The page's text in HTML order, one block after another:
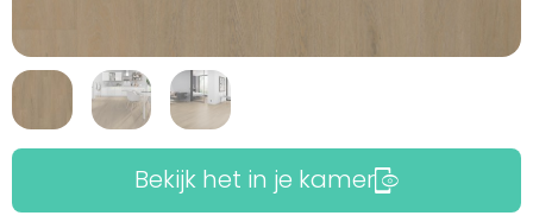
Bekijk het in je kamer